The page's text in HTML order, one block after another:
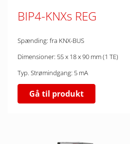
BIP4-KNXs REG
Spænding: fra KNX-BUS
Dimensioner: 55 x 18 x 90 mm (1 TE)
Typ. Strømindgang: 5 mA
Gå til produkt